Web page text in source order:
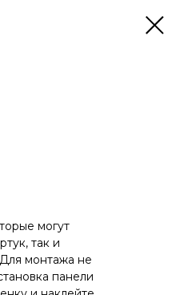
могут
так и
монтажа не
панели